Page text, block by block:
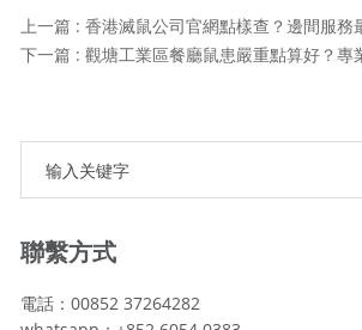
上一篇 : 香港滅鼠公司官網點樣查？邊間服務
聯繫方式
電話：00852 37264282